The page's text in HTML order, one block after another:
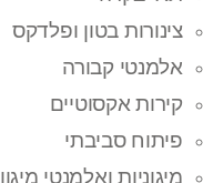
צינורות בטון ופלדקס
אלמנטי קבורה
קירות אקסוטיים
פיתוח סביבתי
מיגוניות ואלמנטי מיגון